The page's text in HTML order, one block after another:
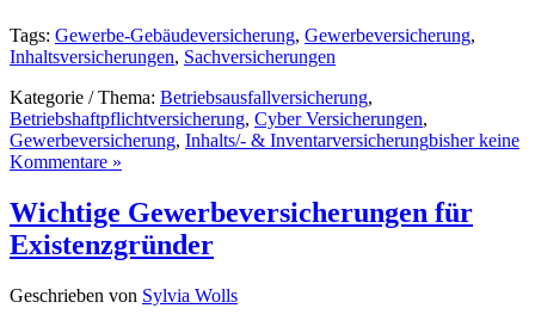
Tags: Gewerbe-Gebäudeversicherung, Gewerbeversicherung,
Inhaltsversicherungen, Sachversicherungen
Kategorie / Thema: Betriebsausfallversicherung,
Betriebshaftpflichtversicherung, Cyber Versicherungen,
Gewerbeversicherung, Inhalts/- & Inventarversicherungbisher keine
Kommentare »
Wichtige Gewerbeversicherungen für
Existenzgründer
Geschrieben von Sylvia Wolls